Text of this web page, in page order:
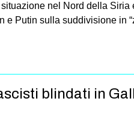
nel Nord della
Putin sulla suddivisione in
blindati in